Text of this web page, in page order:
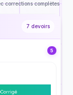
corrections complètes
7 devoirs
5
Corrigé